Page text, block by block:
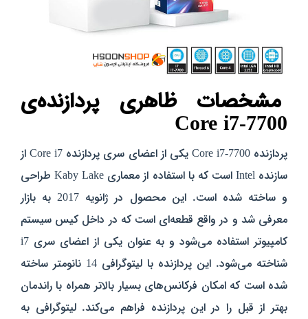
مشخصات ظاهری پردازنده‌ی
Core i7-7700
پردازنده Core i7-7700 یکی از اعضای سری پردازنده Core i7 از
سازنده Intel است که با استفاده از معماری Kaby Lake طراحی
و ساخته شده است. این محصول در ژانویه 2017 به بازار
معرفی شد و در واقع قطعه‌ای است که در داخل کیس سیستم
کامپیوتر استفاده می‌شود و به عنوان یکی از اعضای سری i7
شناخته می‌شود. این پردازنده با لیتوگرافی 14 نانومتر ساخته
شده است که امکان فرکانس‌های بسیار بالاتر همراه با راندمان
بهتر از قبل را در این پردازنده فراهم می‌کند. لیتوگرافی به